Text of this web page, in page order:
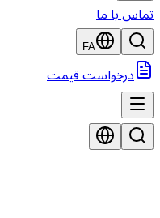
با ما
FA
درخواست قیمت